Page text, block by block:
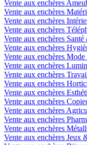
Vente aux enchères
Vente aux enchères
Vente aux enchères
Vente aux enchères
Vente aux enchères
Vente aux enchères
Vente aux enchères
Vente aux enchères
Vente aux enchères
Vente aux enchères
Vente aux enchères
Vente aux enchères
Vente aux enchères
Vente aux enchères
Vente aux enchères
Vente aux enchères Jeux